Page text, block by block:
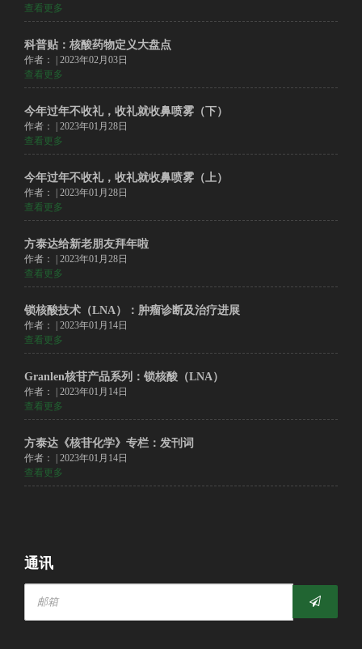
查看更多
科普贴：核酸药物定义大盘点
作者： | 2023年02月03日
查看更多
今年过年不收礼，收礼就收鼻喷雾（下）
作者： | 2023年01月28日
查看更多
今年过年不收礼，收礼就收鼻喷雾（上）
作者： | 2023年01月28日
查看更多
方泰达给新老朋友拜年啦
作者： | 2023年01月28日
查看更多
锁核酸技术（LNA）：肿瘤诊断及治疗进展
作者： | 2023年01月14日
查看更多
Granlen核苷产品系列：锁核酸（LNA）
作者： | 2023年01月14日
查看更多
方泰达《核苷化学》专栏：发刊词
作者： | 2023年01月14日
查看更多
通讯